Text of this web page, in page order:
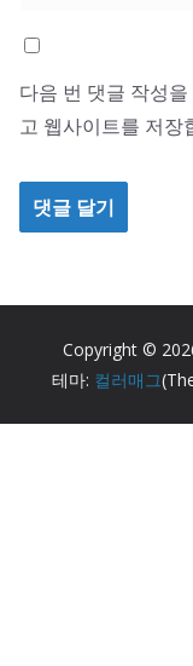
다음 번 댓글 작성
고 웹사이트를 저장
Copyright ©
테마: 컬러매그